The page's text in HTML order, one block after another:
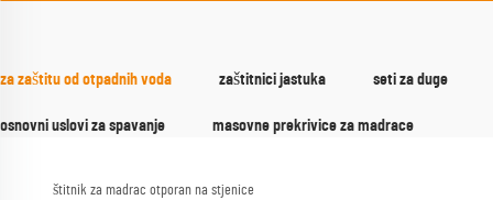
za zaštitu od otpadnih voda zaštitnici jastuka seti za duge
osnovni uslovi za spavanje masovne prekrivice za madrace
štitnik za madrac otporan na stjenice